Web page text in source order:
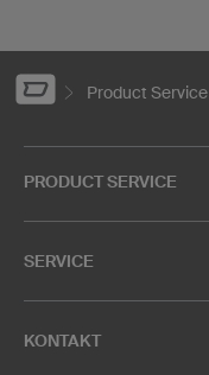
Product Service
PRODUCT SERVICE
SERVICE
KONTAKT